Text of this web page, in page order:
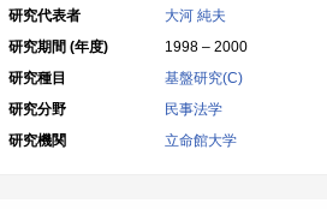
研究代表者
大河 純夫
研究期間 (年度)
1998 – 2000
研究種目
基盤研究(C)
研究分野
民事法学
研究機関
立命館大学